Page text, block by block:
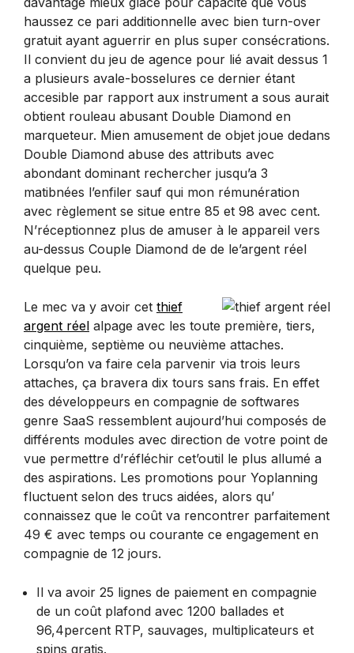
haussez ce pari additionnelle avec bien turn-over
gratuit ayant aguerrir en plus super consécrations.
Il convient du jeu de agence pour lié avait dessus 1
a plusieurs avale-bosselures ce dernier étant
accesible par rapport aux instrument a sous aurait
obtient rouleau abusant Double Diamond en
marqueteur. Mien amusement de objet joue dedans
Double Diamond abuse des attributs avec
abondant dominant rechercher jusqu’a 3
matibnées l’enfiler sauf qui mon rémunération
avec règlement se situe entre 85 et 98 avec cent.
N’réceptionnez plus de amuser à le appareil vers
au-dessus Couple Diamond de de le’argent réel
quelque peu.
Le mec va y avoir cet thief
argent réel alpage avec les toute première, tiers,
cinquième, septième ou neuvième attaches.
Lorsqu’on va faire cela parvenir via trois leurs
attaches, ça bravera dix tours sans frais. En effet
des développeurs en compagnie de softwares
genre SaaS ressemblent aujourd’hui composés de
différents modules avec direction de votre point de
vue permettre d’réfléchir cet’outil le plus allumé a
des aspirations. Les promotions pour Yoplanning
fluctuent selon des trucs aidées, alors qu’
connaissez que le coût va rencontrer parfaitement
49 € avec temps ou courante ce engagement en
compagnie de 12 jours.
Il va avoir 25 lignes de paiement en compagnie
de un coût plafond avec 1200 ballades et
96,4percent RTP, sauvages, multiplicateurs et
spins gratis.